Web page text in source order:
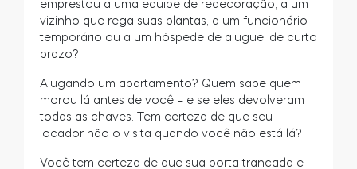
emprestou a uma equipe de redecoração, a um
vizinho que rega suas plantas, a um funcionário
temporário ou a um hóspede de aluguel de curto
prazo?
Alugando um apartamento? Quem sabe quem
morou lá antes de você – e se eles devolveram
todas as chaves. Tem certeza de que seu
locador não o visita quando você não está lá?
Você tem certeza de que sua porta trancada e